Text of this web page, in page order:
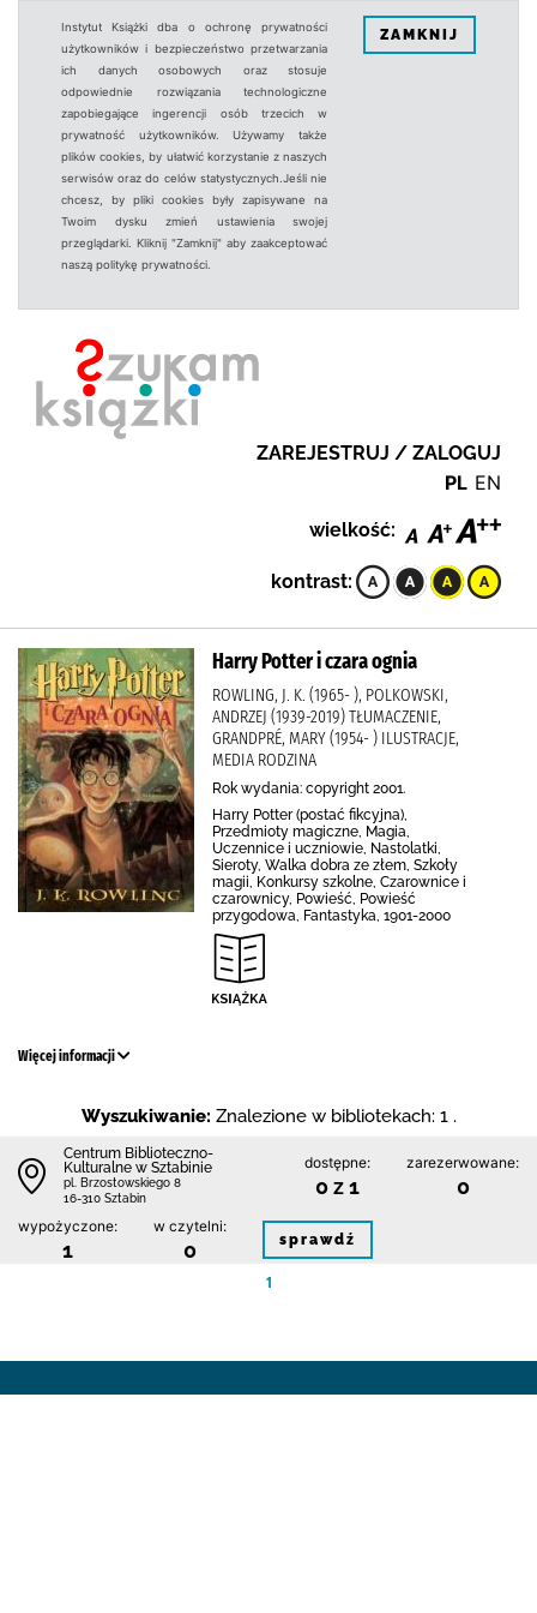
Instytut Książki dba o ochronę prywatności
użytkowników i bezpieczeństwo przetwarzania
ich danych osobowych oraz stosuje
odpowiednie rozwiązania technologiczne
zapobiegające ingerencji osób trzecich w
prywatność użytkowników. Używamy także
plików cookies, by ułatwić korzystanie z naszych
serwisów oraz do celów statystycznych.Jeśli nie
chcesz, by pliki cookies były zapisywane na
Twoim dysku zmień ustawienia swojej
przeglądarki. Kliknij "Zamknij" aby zaakceptować
naszą politykę prywatności.
ZAMKNIJ
ZAREJESTRUJ / ZALOGUJ
PL EN
wielkość:
kontrast:
Harry Potter i czara ognia
ROWLING, J. K. (1965- ), POLKOWSKI,
ANDRZEJ (1939-2019) TŁUMACZENIE,
GRANDPRÉ, MARY (1954- ) ILUSTRACJE,
MEDIA RODZINA
Rok wydania: copyright 2001.
Harry Potter (postać fikcyjna),
Przedmioty magiczne, Magia,
Uczennice i uczniowie, Nastolatki,
Sieroty, Walka dobra ze złem, Szkoły
magii, Konkursy szkolne, Czarownice i
czarownicy, Powieść, Powieść
przygodowa, Fantastyka, 1901-2000
Więcej informacji
Wyszukiwanie: Znalezione w bibliotekach: 1 .
Centrum Biblioteczno-
Kulturalne w Sztabinie
pl. Brzostowskiego 8
16-310 Sztabin
dostępne:
0 z 1
zarezerwowane:
0
wypożyczone:
1
w czytelni:
0 sprawdź
1